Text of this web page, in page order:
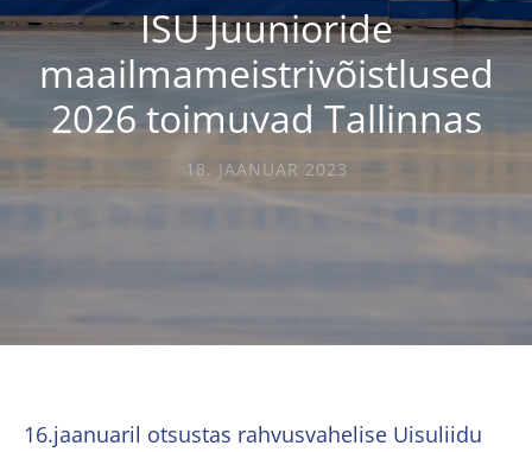
ISU Juunioride
maailmameistrivõistlused
2026 toimuvad Tallinnas
18. JAANUAR 2023
16.jaanuaril otsustas rahvusvahelise Uisuliidu